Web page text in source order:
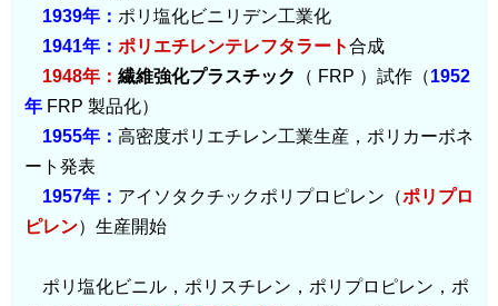
1939年： ポリ塩化ビニリデン工業化
1941年： ポリエチレンテレフタラート合成
1948年： 繊維強化プラスチック （ FRP ）試作（1952
年 FRP 製品化）
1955年： 高密度ポリエチレン工業生産，ポリカーボネ
ート発表
1957年： アイソタクチックポリプロピレン（ポリプロ
ピレン）生産開始
ポリ塩化ビニル，ポリスチレン，ポリプロピレン，ポ